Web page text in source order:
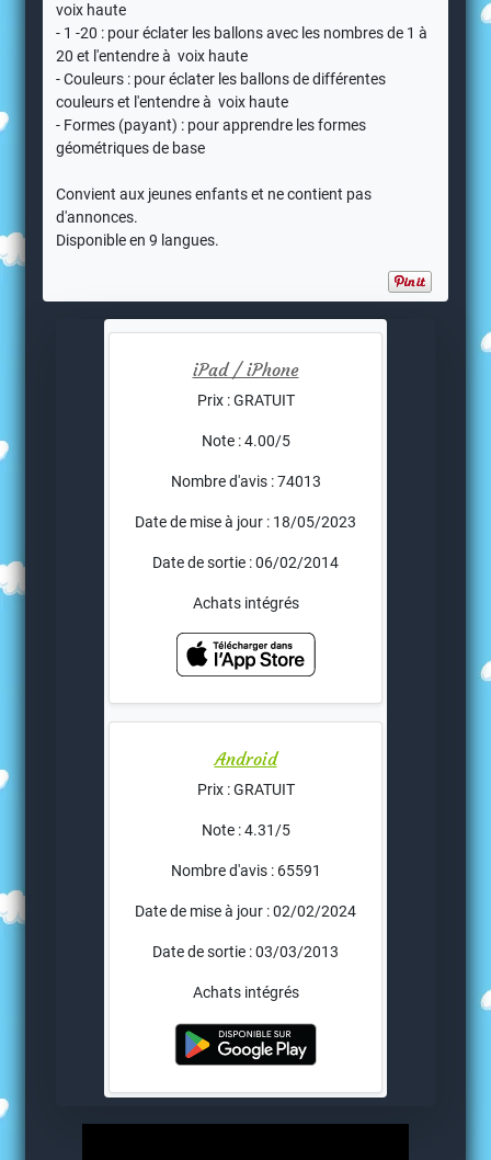
voix haute
- 1 -20 : pour éclater les ballons avec les nombres de 1 à
20 et l'entendre à voix haute
- Couleurs : pour éclater les ballons de différentes
couleurs et l'entendre à voix haute
- Formes (payant) : pour apprendre les formes
géométriques de base
Convient aux jeunes enfants et ne contient pas
d'annonces.
Disponible en 9 langues.
iPad / iPhone
Prix : GRATUIT
Note : 4.00/5
Nombre d'avis : 74013
Date de mise à jour : 18/05/2023
Date de sortie : 06/02/2014
Achats intégrés
Android
Prix : GRATUIT
Note : 4.31/5
Nombre d'avis : 65591
Date de mise à jour : 02/02/2024
Date de sortie : 03/03/2013
Achats intégrés